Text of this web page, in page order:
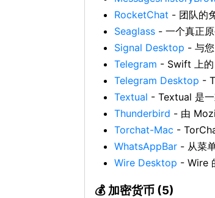
RocketChat - 团队的
Seaglass - 一个真正
Signal Desktop - 与
Telegram - Swift 上的
Telegram Desktop -
Textual - Textual 是一
Thunderbird - 由
Torchat-Mac -
WhatsAppBar - 从菜
Wire Desktop - Wire
💰 加密货币 (5)